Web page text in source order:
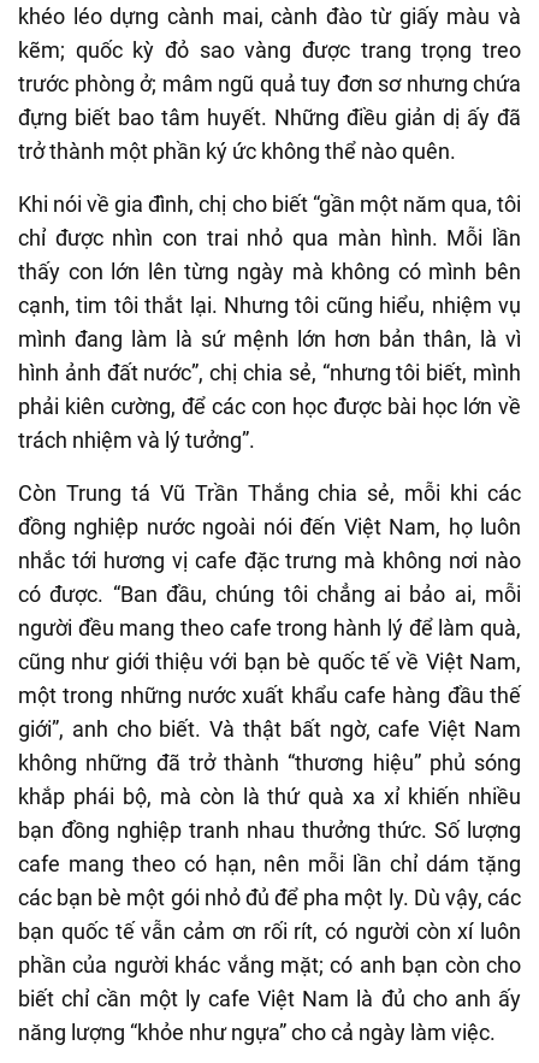
khéo léo dựng cành mai, cành đào từ giấy màu và
kẽm; quốc kỳ đỏ sao vàng được trang trọng treo
trước phòng ở; mâm ngũ quả tuy đơn sơ nhưng chứa
đựng biết bao tâm huyết. Những điều giản dị ấy đã
trở thành một phần ký ức không thể nào quên.
Khi nói về gia đình, chị cho biết “gần một năm qua, tôi
chỉ được nhìn con trai nhỏ qua màn hình. Mỗi lần
thấy con lớn lên từng ngày mà không có mình bên
cạnh, tim tôi thắt lại. Nhưng tôi cũng hiểu, nhiệm vụ
mình đang làm là sứ mệnh lớn hơn bản thân, là vì
hình ảnh đất nước”, chị chia sẻ, “nhưng tôi biết, mình
phải kiên cường, để các con học được bài học lớn về
trách nhiệm và lý tưởng”.
Còn Trung tá Vũ Trần Thắng chia sẻ, mỗi khi các
đồng nghiệp nước ngoài nói đến Việt Nam, họ luôn
nhắc tới hương vị cafe đặc trưng mà không nơi nào
có được. “Ban đầu, chúng tôi chẳng ai bảo ai, mỗi
người đều mang theo cafe trong hành lý để làm quà,
cũng như giới thiệu với bạn bè quốc tế về Việt Nam,
một trong những nước xuất khẩu cafe hàng đầu thế
giới”, anh cho biết. Và thật bất ngờ, cafe Việt Nam
không những đã trở thành “thương hiệu” phủ sóng
khắp phái bộ, mà còn là thứ quà xa xỉ khiến nhiều
bạn đồng nghiệp tranh nhau thưởng thức. Số lượng
cafe mang theo có hạn, nên mỗi lần chỉ dám tặng
các bạn bè một gói nhỏ đủ để pha một ly. Dù vậy, các
bạn quốc tế vẫn cảm ơn rối rít, có người còn xí luôn
phần của người khác vắng mặt; có anh bạn còn cho
biết chỉ cần một ly cafe Việt Nam là đủ cho anh ấy
năng lượng “khỏe như ngựa” cho cả ngày làm việc.